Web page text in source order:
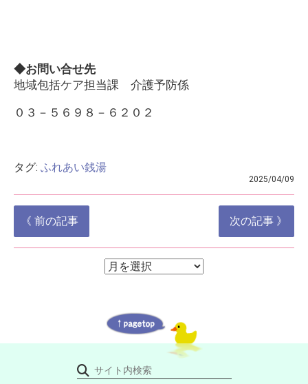
◆お問い合せ先
地域包括ケア担当課 介護予防係
０３－５６９８－６２０２
タグ: ふれあい銭湯
2025/04/09
投
稿
《 前の記事 次の記事 》
ア
ブ